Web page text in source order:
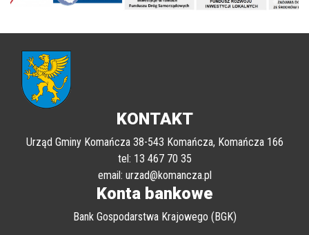
poprzednii
KONTAKT
Urząd Gminy Komańcza 38-543 Komańcza, Komańcza 166
tel: 13 467 70 35
email: urzad@komancza.pl
Konta bankowe
Bank Gospodarstwa Krajowego (BGK)